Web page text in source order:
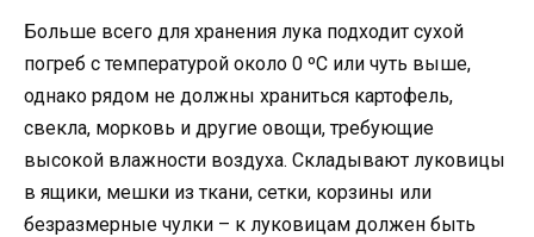
Больше всего для хранения лука подходит сухой
погреб с температурой около 0 ºC или чуть выше,
однако рядом не должны храниться картофель,
свекла, морковь и другие овощи, требующие
высокой влажности воздуха. Складывают луковицы
в ящики, мешки из ткани, сетки, корзины или
безразмерные чулки – к луковицам должен быть